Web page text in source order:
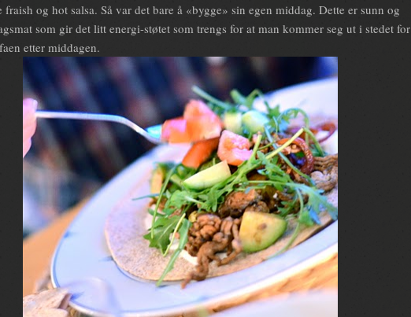
fraish og hot salsa. Så var det bare å «bygge» sin egen middag. Dette er sunn og
som gir det litt energi-støtet som trengs for at man kommer seg ut i stedet for
etter middagen.